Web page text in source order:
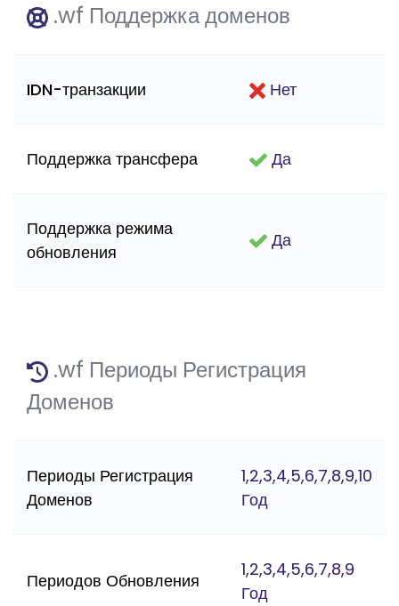
.wf Поддержка доменов
IDN-транзакции Нет
Поддержка трансфера Да
Поддержка режима
обновления
Да
.wf Периоды Регистрация
Доменов
Периоды Регистрация
Доменов
1,2,3,4,5,6,7,8,9,10
Год
Периодов Обновления
1,2,3,4,5,6,7,8,9
Год